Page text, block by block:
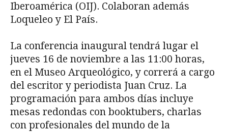
Iberoamérica (OIJ). Colaboran además
Loqueleo y El País.
La conferencia inaugural tendrá lugar el
jueves 16 de noviembre a las 11:00 horas,
en el Museo Arqueológico, y correrá a cargo
del escritor y periodista Juan Cruz. La
programación para ambos días incluye
mesas redondas con booktubers, charlas
con profesionales del mundo de la